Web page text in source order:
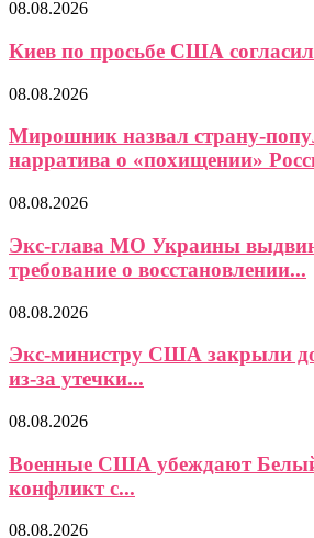
08.08.2026
Киев по просьбе США
08.08.2026
Мирошник назвал страну-
нарратива о «похищении»
08.08.2026
Экс-глава МО Украины
требование о восстановлении...
08.08.2026
Экс-министру США закрыли
из-за утечки...
08.08.2026
Военные США убеждают
конфликт с...
08.08.2026